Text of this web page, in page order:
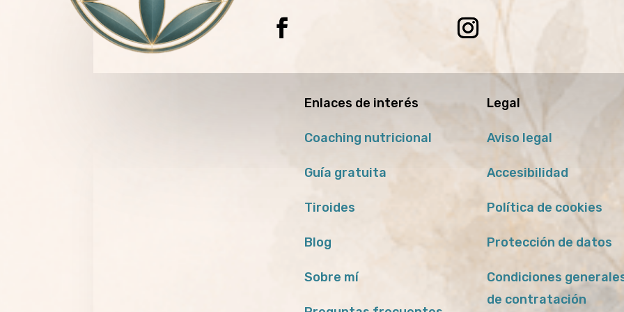
Enlaces de interés
Coaching nutricional
Guía gratuita
Tiroides
Blog
Sobre mí
Legal
Aviso legal
Accesibilidad
Política de cookies
Protección de datos
Condiciones
de contratación